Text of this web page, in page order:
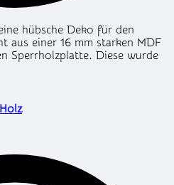
hübsche Deko für den
aus einer 16 mm starken MDF
Sperrholzplatte. Diese wurde